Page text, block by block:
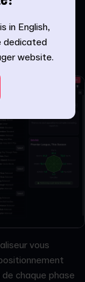
également de
faire
approche.
vous
chaque phase
in English,
dedicated
website.